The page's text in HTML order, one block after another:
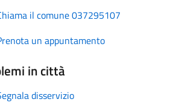
il comune 037295107
un appuntamento
in città
disservizio